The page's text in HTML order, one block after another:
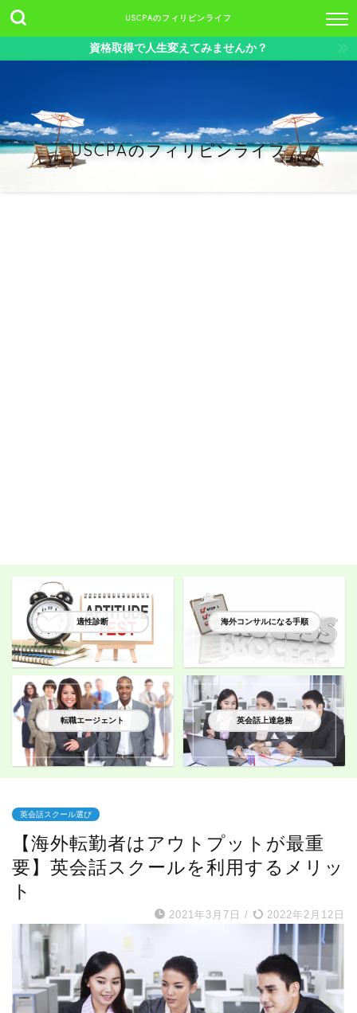
USCPAのフィリピンライフ
資格取得で人生変えてみませんか？
USCPAのフィリピンライフ
適性診断 海外コンサルになる手順
転職エージェント 英会話上達急務
英会話スクール選び
【海外転勤者はアウトプットが最重
要】英会話スクールを利用するメリッ
ト
2021年3月7日 / 2022年2月12日